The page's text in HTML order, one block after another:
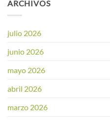
ARCHIVOS
julio 2026
junio 2026
mayo 2026
abril 2026
marzo 2026